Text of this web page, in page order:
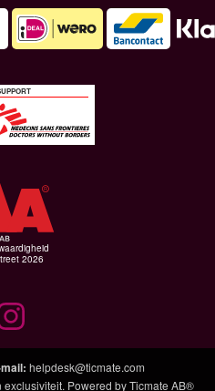
2026
: helpdesk@ticmate.com
exclusiviteit. Powered byTicmate AB®